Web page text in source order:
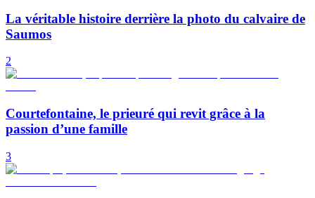
La véritable histoire derrière la photo du calvaire de
Saumos
2
Courtefontaine, le prieuré qui revit grâce à la
passion d’une famille
3